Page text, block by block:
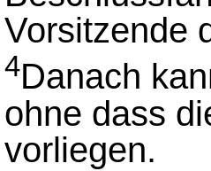
Vorsitzende
4Danach
ohne dass
vorliegen.